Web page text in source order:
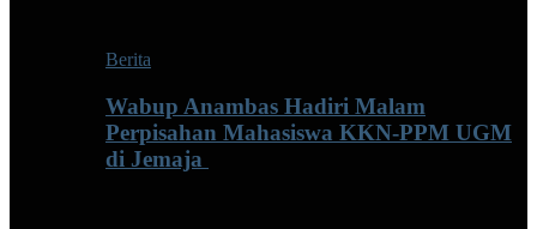
Berita
Wabup Anambas Hadiri Malam
Perpisahan Mahasiswa KKN-PPM UGM
di Jemaja ‎